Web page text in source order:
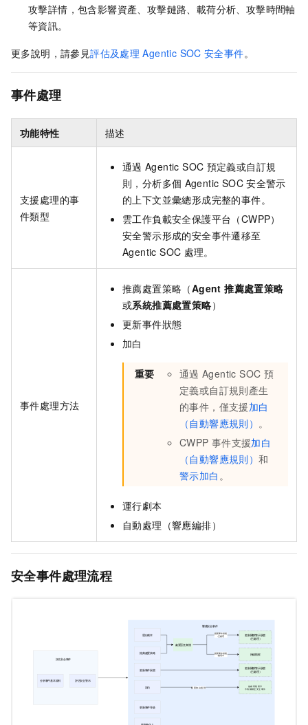
攻擊詳情，包含影響資產、攻擊鏈路、載荷分析、攻擊時間軸
等資訊。
更多說明，請參見評估及處理 Agentic SOC 安全事件。
事件處理
功能特性 描述
支援處理的事
件類型
通過 Agentic SOC 預定義或自訂規
則，分析多個 Agentic SOC 安全警示
的上下文並彙總形成完整的事件。
雲工作負載安全保護平台（CWPP）
安全警示形成的安全事件遷移至
Agentic SOC 處理。
事件處理方法
推薦處置策略（Agent 推薦處置策略
或系統推薦處置策略）
更新事件狀態
加白
重要 通過 Agentic SOC 預
定義或自訂規則產生
的事件，僅支援加白
（自動響應規則） 。
CWPP 事件支援加白
（自動響應規則）和
警示加白 。
運行劇本
自動處理（響應編排）
安全事件處理流程